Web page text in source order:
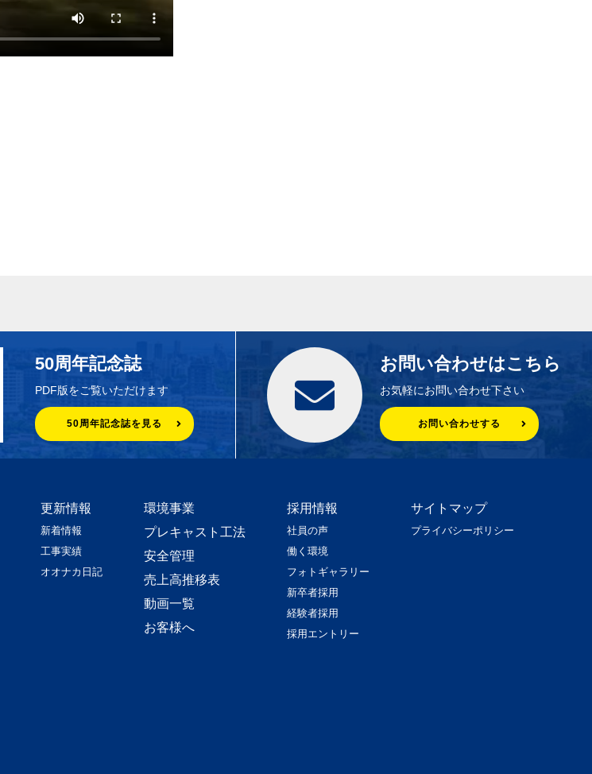
50周年記念誌
PDF版をご覧いただけます
50周年記念誌を見る
お問い合わせはこちら
お気軽にお問い合わせ下さい
お問い合わせする
更新情報
新着情報
工事実績
オオナカ日記
環境事業
プレキャスト工法
安全管理
売上高推移表
動画一覧
お客様へ
採用情報
社員の声
働く環境
フォトギャラリー
新卒者採用
経験者採用
採用エントリー
サイトマップ
プライバシーポリシー